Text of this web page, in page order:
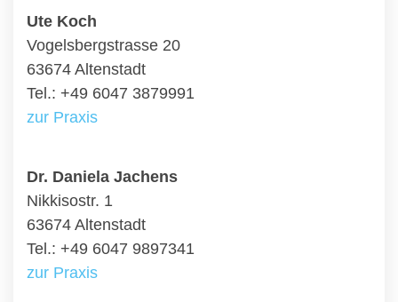
Ute Koch
Vogelsbergstrasse 20
63674 Altenstadt
Tel.: +49 6047 3879991
zur Praxis
Dr. Daniela Jachens
Nikkisostr. 1
63674 Altenstadt
Tel.: +49 6047 9897341
zur Praxis